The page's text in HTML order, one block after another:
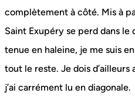
complètement à côté. Mis à
Saint Exupéry se perd dans le
tenue en haleine, je me suis
tout le reste. Je dois d’ailleurs
j’ai carrément lu en diagonale.